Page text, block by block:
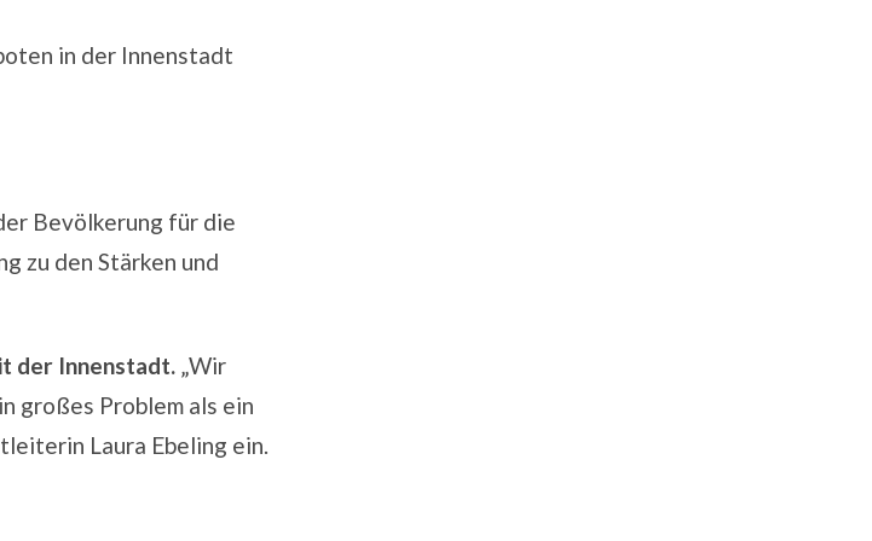
in der Innenstadt
Bevölkerung für die
zu den Stärken und
der Innenstadt. „Wir
großes Problem als ein
Laura Ebeling ein.